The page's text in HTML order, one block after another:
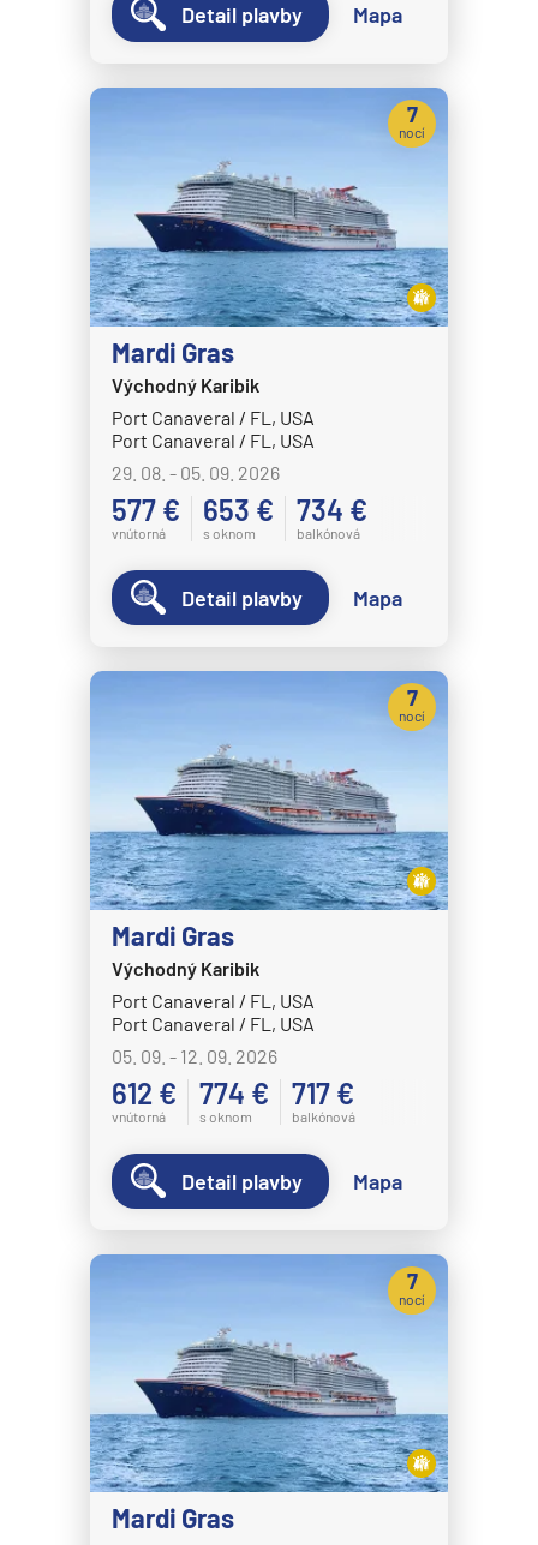
Detail plavby Mapa
Mardi Gras
Východný Karibik
Port Canaveral / FL, USA
Port Canaveral / FL, USA
29. 08. - 05. 09. 2026
577 €
vnútorná
653 €
s oknom
734 €
balkónová
7
nocí
Detail plavby Mapa
Mardi Gras
Východný Karibik
Port Canaveral / FL, USA
Port Canaveral / FL, USA
05. 09. - 12. 09. 2026
612 €
vnútorná
774 €
s oknom
717 €
balkónová
7
nocí
Detail plavby Mapa
Mardi Gras
7
nocí